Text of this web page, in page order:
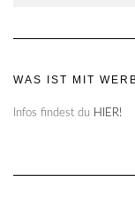
WAS IST MIT
Infos findest du HIER!